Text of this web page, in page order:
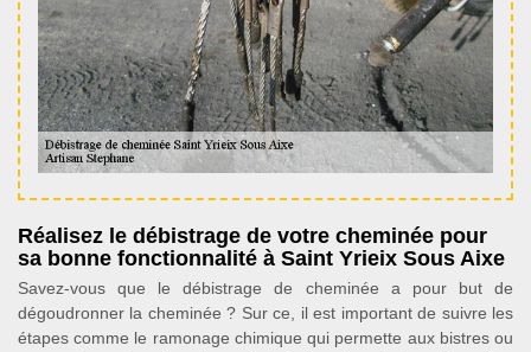
Réalisez le débistrage de votre cheminée pour
sa bonne fonctionnalité à Saint Yrieix Sous Aixe
Savez-vous que le débistrage de cheminée a pour but de
dégoudronner la cheminée ? Sur ce, il est important de suivre les
étapes comme le ramonage chimique qui permette aux bistres ou